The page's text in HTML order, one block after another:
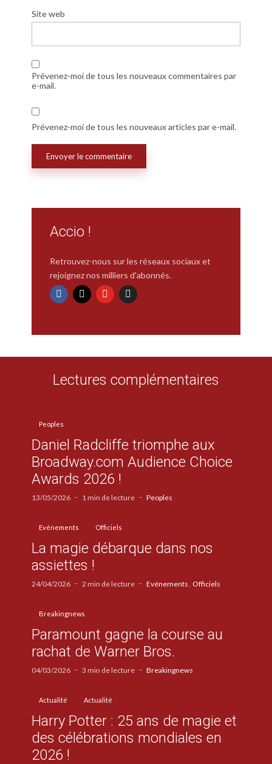
Site web
Prévenez-moi de tous les nouveaux commentaires par
e-mail.
Prévenez-moi de tous les nouveaux articles par e-mail.
Accio !
Retrouvez-nous sur les réseaux sociaux et
rejoignez nos milliers d'abonnés.
Lectures complémentaires
Peoples
Daniel Radcliffe triomphe aux
Broadway.com Audience Choice
Awards 2026 !
13/05/2026 1 min de lecture Peoples
Evénements Officiels
La magie débarque dans nos
assiettes !
24/04/2026 2 min de lecture Evénements Officiels
Breakingnews
Paramount gagne la course au
rachat de Warner Bros.
04/03/2026 3 min de lecture Breakingnews
Actualité Actualité
Harry Potter : 25 ans de magie et
des célébrations mondiales en
2026 !